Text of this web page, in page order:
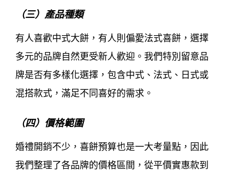
（三）產品種類
有人喜歡中式大餅，有人則偏愛法式喜餅，選擇
多元的品牌自然更受新人歡迎。我們特別留意品
牌是否有多樣化選擇，包含中式、法式、日式或
混搭款式，滿足不同喜好的需求。
（四）價格範圍
婚禮開銷不少，喜餅預算也是一大考量點，因此
我們整理了各品牌的價格區間，從平價實惠款到